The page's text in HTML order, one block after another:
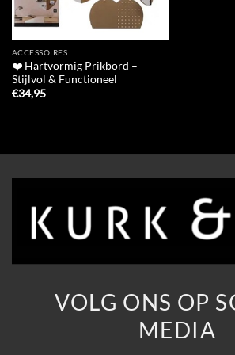
ACCESSOIRES
❤️ Hartvormig Prikbord –
Stijlvol & Functioneel
€34,95
VOLG ONS OP
MEDIA